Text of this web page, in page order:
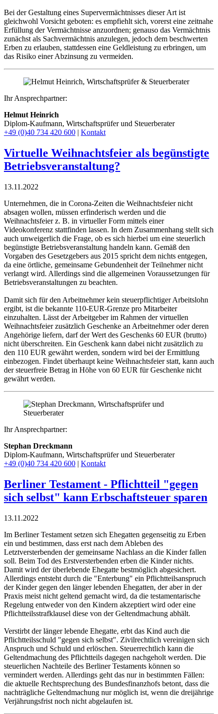
Bei der Gestaltung eines Supervermächtnisses dieser Art ist
gleichwohl Vorsicht geboten: es empfiehlt sich, vorerst eine zeitnahe
Erfüllung der Vermächtnisse anzuordnen; genauso das Vermächtnis
zunächst als Sachvermächtnis anzulegen, jedoch dem beschwerten
Erben zu erlauben, stattdessen eine Geldleistung zu erbringen, um
das Risiko einer Abzinsung zu vermeiden.
Ihr Ansprechpartner:
Helmut Heinrich
Diplom-Kaufmann, Wirtschaftsprüfer ​und Steuerberater
+49 (0)40 734 420 600 | Kontakt
Virtuelle Weihnachtsfeier als begünstigte
Betriebsveranstaltung?
13.11.2022
Unternehmen, die in Corona-Zeiten die Weihnachtsfeier nicht
absagen wollen, müssen erfinderisch werden und die
Weihnachtsfeier z. B. in virtueller Form mittels einer
Videokonferenz stattfinden lassen. In dem Zusammenhang stellt sich
auch unweigerlich die Frage, ob es sich hierbei um eine steuerlich
begünstigte Betriebsveranstaltung handeln kann. Gemäß den
Vorgaben des Gesetzgebers aus 2015 spricht dem nichts entgegen,
da eine örtliche, gemeinsame Gebundenheit der Teilnehmer nicht
verlangt wird. Allerdings sind die allgemeinen Voraussetzungen für
Betriebsveranstaltungen zu beachten.
Damit sich für den Arbeitnehmer kein steuerpflichtiger Arbeitslohn
ergibt, ist die bekannte 110-EUR-Grenze pro Mitarbeiter
einzuhalten. Lässt der Arbeitgeber im Rahmen der virtuellen
Weihnachtsfeier zusätzlich Geschenke an Arbeitnehmer oder deren
Angehörige liefern, darf der Wert des Geschenks 60 EUR (brutto)
nicht überschreiten. Ein Geschenk kann dabei nicht zusätzlich zu
den 110 EUR gewährt werden, sondern wird bei der Ermittlung
einbezogen. Findet überhaupt keine Weihnachtsfeier statt, kann auch
der steuerfreie Betrag in Höhe von 60 EUR für Geschenke nicht
gewährt werden.
Ihr Ansprechpartner:
Stephan Dreckmann
Diplom-Kaufmann, Wirtschaftsprüfer und Steuerberater
+49 (0)40 734 420 600 | Kontakt
Berliner Testament - Pflichtteil "gegen
sich selbst" kann Erbschaftsteuer sparen
13.11.2022
Im Berliner Testament setzen sich Ehegatten gegenseitig zu Erben
ein und bestimmen, dass erst nach dem Ableben des
Letztversterbenden der gemeinsame Nachlass an die Kinder fallen
soll. Beim Tod des Erstversterbenden erben die Kinder nichts.
Damit wird der überlebende Ehegatte bestmöglich abgesichert.
Allerdings entsteht durch die "Enterbung" ein Pflichtteilsanspruch
der Kinder gegen den länger lebenden Ehegatten, der aber in der
Praxis meist nicht geltend gemacht wird, da die testamentarische
Regelung entweder von den Kindern akzeptiert wird oder eine
Pflichtteilsstrafklausel diese von der Geltendmachung abhält.
Verstirbt der länger lebende Ehegatte, erbt das Kind auch die
Pflichtteilsschuld "gegen sich selbst". Zivilrechtlich vereinigen sich
Anspruch und Schuld und erlöschen. Steuerrechtlich kann die
Geltendmachung des Pflichtteils dagegen nachgeholt werden. Die
steuerlichen Nachteile des Berliner Testaments können so
vermindert werden. Allerdings geht das nur in bestimmten Fällen:
die aktuelle Rechtsprechung des Bundesfinanzhofs betont, dass die
nachträgliche Geltendmachung nur möglich ist, wenn die dreijährige
Verjährungsfrist noch nicht abgelaufen ist.